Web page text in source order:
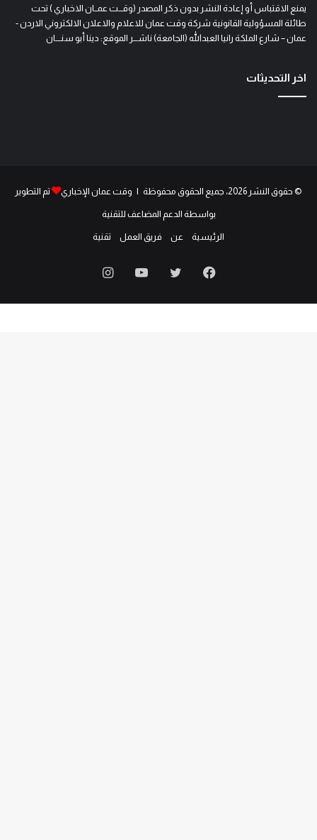
يمنع الاقتباس أو إعادة النشر بدون ذكر المصدر (وقـــت عمــان الاخباري ) تحت
طائلة المسؤولية القانونية شركة وقت عمان للاعلام والاعلان الالكتروني الاردن -
عمان – شارع الملكة رانيا العبدالله (الجامعة) ناشـــر الموقع: دينا أبو سنــــان
اخر التحديثات
© حقوق النشر 2026، جميع الحقوق محفوظة | وقت عمان الإخباري تم التطوير
بواسطة الدعم المضاعف للتقنية
الرئيسية عن فريق العمل تقنية